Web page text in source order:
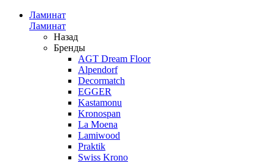
Ламинат
Ламинат
Назад
Бренды
AGT Dream Floor
Alpendorf
Decormatch
EGGER
Kastamonu
Kronospan
La Moena
Lamiwood
Praktik
Swiss Krono